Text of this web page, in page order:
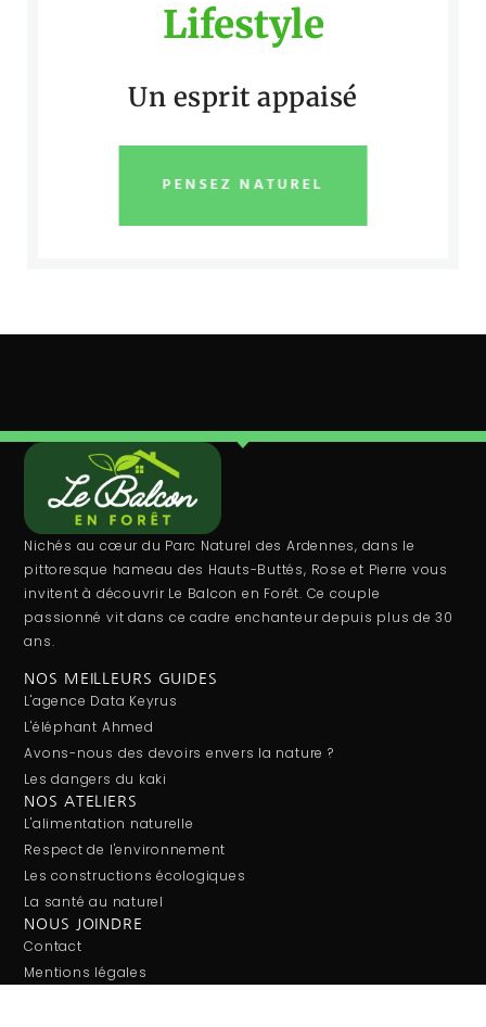
Lifestyle
Un esprit appaisé
PENSEZ NATUREL
Nichés au cœur du Parc Naturel des Ardennes, dans le
pittoresque hameau des Hauts-Buttés, Rose et Pierre vous
invitent à découvrir Le Balcon en Forêt. Ce couple
passionné vit dans ce cadre enchanteur depuis plus de 30
ans.
NOS MEILLEURS GUIDES
L'agence Data Keyrus
L'éléphant Ahmed
Avons-nous des devoirs envers la nature ?
Les dangers du kaki
NOS ATELIERS
L'alimentation naturelle
Respect de l'environnement
Les constructions écologiques
La santé au naturel
NOUS JOINDRE
Contact
Mentions légales